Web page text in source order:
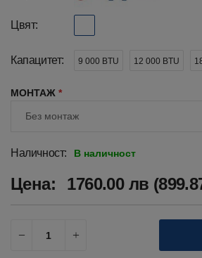
Цвят:
Капацитет: 9 000 BTU 12 000 BTU
МОНТАЖ *
Наличност: В наличност
Цена: 1760.00 лв